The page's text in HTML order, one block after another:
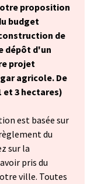
proposition
budget
de
dépôt d'un
projet
agricole. De
et 3 hectares)
est basée sur
du
sur la
pris du
ville. Toutes